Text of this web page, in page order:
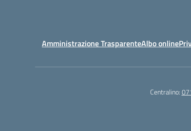
Amministrazione TrasparenteAlbo online
Centralino: